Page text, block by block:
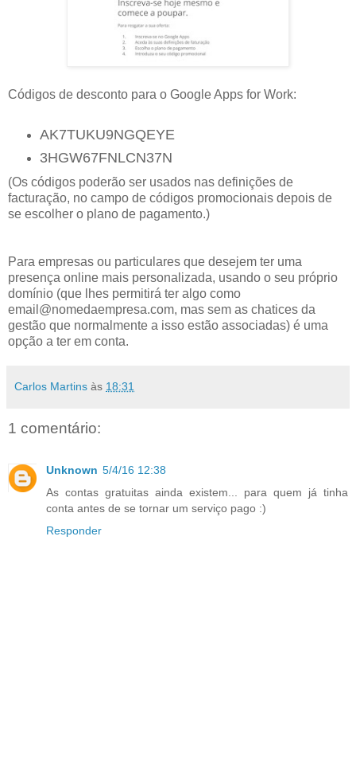
Códigos de desconto para o Google Apps for Work:
AK7TUKU9NGQEYE
3HGW67FNLCN37N
(Os códigos poderão ser usados nas definições de
facturação, no campo de códigos promocionais depois de
se escolher o plano de pagamento.)
Para empresas ou particulares que desejem ter uma
presença online mais personalizada, usando o seu próprio
domínio (que lhes permitirá ter algo como
email@nomedaempresa.com, mas sem as chatices da
gestão que normalmente a isso estão associadas) é uma
opção a ter em conta.
Carlos Martins às 18:31
1 comentário:
Unknown 5/4/16 12:38
As contas gratuitas ainda existem... para quem já tinha
conta antes de se tornar um serviço pago :)
Responder